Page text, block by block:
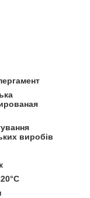
виробів